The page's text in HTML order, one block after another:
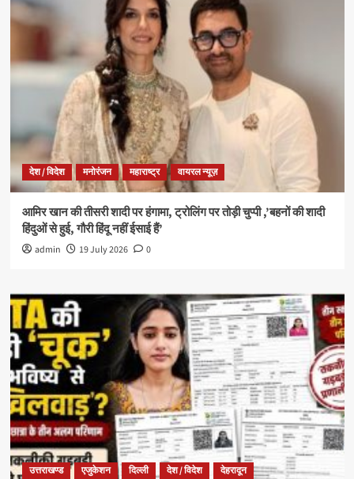
देश / विदेश मनोरंजन महाराष्ट्र वायरल न्यूज़
आमिर खान की तीसरी शादी पर हंगामा, ट्रोलिंग पर तोड़ी चुप्पी ,’बहनों की शादी
हिंदुओं से हुई, गौरी हिंदू नहीं ईसाई हैं’
admin 19 July 2026 0
उत्तराखण्ड एजुकेशन दिल्ली देश / विदेश देहरादून